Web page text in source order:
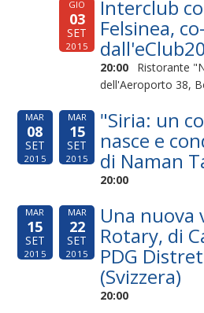
GIO
03
SET
2015
Interclub
Felsinea,
20:00
Ristorante
dell'Aeroporto 38,
MAR
08
SET
2015
MAR
15
SET
2015
"Siria: un
nasce e
di Naman
20:00
MAR
15
SET
2015
MAR
22
SET
2015
Una nuova
Rotary, di
PDG
(Svizzera)
20:00